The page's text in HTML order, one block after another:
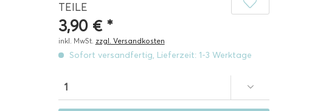
TEILE
3,90 € *
inkl. MwSt. zzgl. Versandkosten
Sofort versandfertig, Lieferzeit: 1-3 Werktage